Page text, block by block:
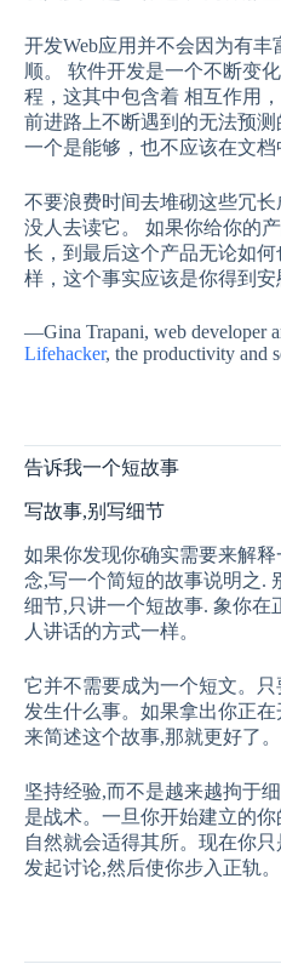
开发Web应用并不会因为有
顺。 软件开发是一个不断变
程，这其中包含着 相互作用
前进路上不断遇到的无法预
一个是能够，也不应该在文档
不要浪费时间去堆砌这些冗长
没人去读它。 如果你给你的
长，到最后这个产品无论如
样，这个事实应该是你得到安
—Gina Trapani, web developer
Lifehacker, the productivity and
告诉我一个短故事
写故事,别写细节
如果你发现你确实需要来解
念,写一个简短的故事说明之.
细节,只讲一个短故事. 象你在
人讲话的方式一样。
它并不需要成为一个短文。
发生什么事。如果拿出你正在
来简述这个故事,那就更好了。
坚持经验,而不是越来越拘于
是战术。一旦你开始建立的
自然就会适得其所。现在你
发起讨论,然后使你步入正轨。